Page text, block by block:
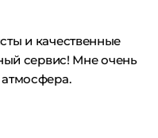
и качественные
сервис! Мне очень